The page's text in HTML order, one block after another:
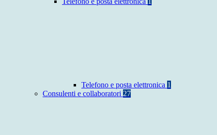
Telefono e posta elettronica 1
Consulenti e collaboratori 27